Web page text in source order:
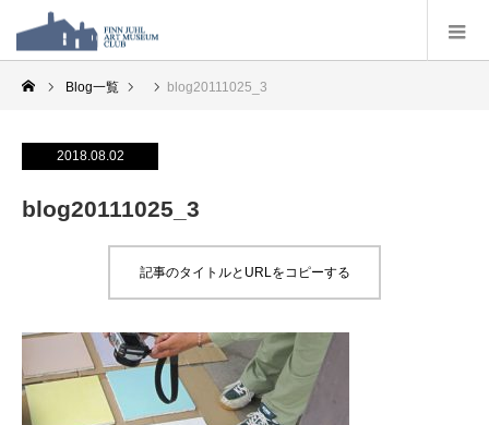
Blog一覧 blog20111025_3
2018.08.02
blog20111025_3
記事のタイトルとURLをコピーする